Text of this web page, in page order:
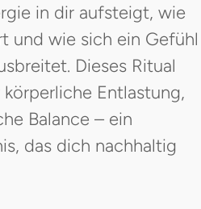
in dir aufsteigt, wie
und wie sich ein Gefühl
Dieses Ritual
Entlastung,
Balance – ein
das dich nachhaltig